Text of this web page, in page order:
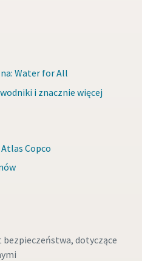
Water for All
i znacznie więcej
Copco
dotyczące